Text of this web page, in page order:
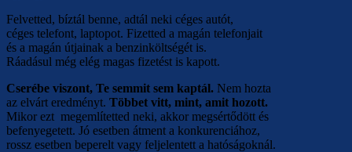
Felvetted, bíztál benne, adtál neki céges autót,
céges telefont, laptopot. Fizetted a magán telefonjait
és a magán útjainak a benzinköltségét is.
Ráadásul még elég magas fizetést is kapott.
Cserébe viszont, Te semmit sem kaptál. Nem hozta
az elvárt eredményt. Többet vitt, mint, amit hozott.
Mikor ezt megemlítetted neki, akkor megsértődött és
befenyegetett. Jó esetben átment a konkurenciához,
rossz esetben beperelt vagy feljelentett a hatóságoknál.